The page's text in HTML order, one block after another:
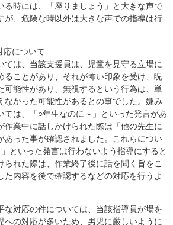
る時には、「座りましょう」と大きな声で
が、危険な時以外は大きな声での指導は行
応について
は、当該支援員は、児童を見守る立場に
ることがあり、それが怖い印象を受け、睨
可能性があり、無視するという行為は、単
なかった可能性があるとの事でした。嫌み
ては、「○年生なのに～」といった発言があ
作業中に話しかけられた際は「他の先生に
あった事が確認されました。これらについ
といった発言は行わないよう指導にすると
られた際は、作業終了後に話を聞く旨をこ
た内容を後で確認するなどの対応を行うよ
対応の件については、当該指導員が場を
への対応が多いため、男児に厳しいように